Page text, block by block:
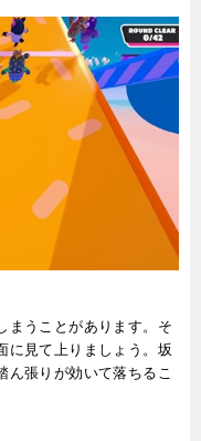
まうことがあります。そ
に見て上りましょう。坂
ん張りが効いて落ちるこ